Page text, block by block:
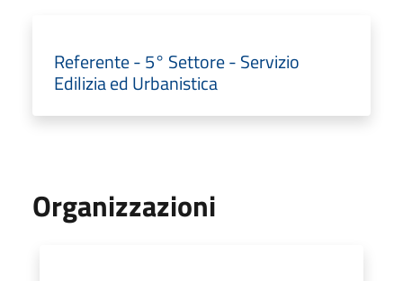
Referente - 5° Settore - Servizio
Edilizia ed Urbanistica
Organizzazioni